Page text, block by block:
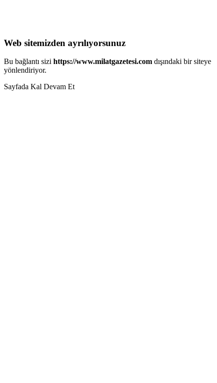
Web sitemizden ayrılıyorsunuz
Bu bağlantı sizi https://www.milatgazetesi.com dışındaki bir siteye
yönlendiriyor.
Sayfada Kal Devam Et